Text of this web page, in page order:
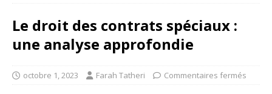
Le droit des contrats spéciaux :
une analyse approfondie
octobre 1, 2023 Farah Tatheri Commentaires fermés